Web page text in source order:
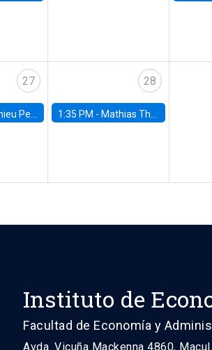
27
IDB
28
1:35 PM - Mathias Thoenig, University of Lausanne
Instituto de
Facultad de Economía y
Avda. Vicuña Mackenna 4860,